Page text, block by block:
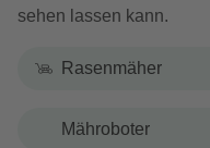
sehen lassen kann.
Rasenmäher
Mähroboter